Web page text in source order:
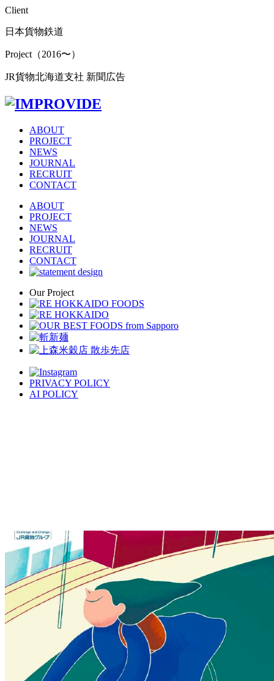
Client
日本貨物鉄道
Project（2016〜）
JR貨物北海道支社 新聞広告
ABOUT
PROJECT
NEWS
JOURNAL
RECRUIT
CONTACT
ABOUT
PROJECT
NEWS
JOURNAL
RECRUIT
CONTACT
Our Project
PRIVACY POLICY
AI POLICY